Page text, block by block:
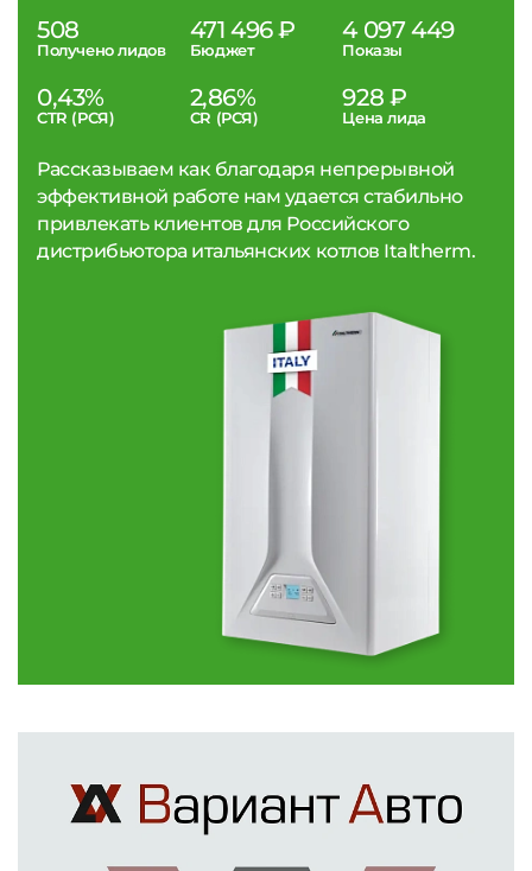
508
Получено лидов
471 496 ₽
Бюджет
4 097 449
Показы
0,43%
CTR (РСЯ)
2,86%
CR (РСЯ)
928 ₽
Цена лида
Рассказываем как благодаря непрерывной
эффективной работе нам удается стабильно
привлекать клиентов для Российского
дистрибьютора итальянских котлов Italtherm.